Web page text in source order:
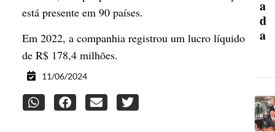
está presente em 90 países.
Em 2022, a companhia registrou um lucro líquido
de R$ 178,4 milhões.
11/06/2024
a
d
a